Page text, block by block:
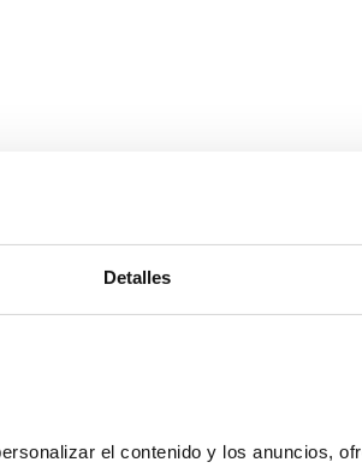
Detalles
el contenido y los anuncios,
y el 27/08/2026